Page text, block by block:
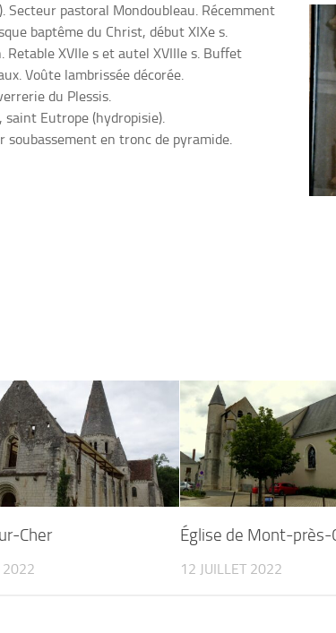
Secteur pastoral Mondoubleau. Récemment
baptême du Christ, début XIXe s.
Retable XVIIe s et autel XVIIIe s. Buffet
Voûte lambrissée décorée.
du Plessis.
Eutrope (hydropisie).
soubassement en tronc de pyramide.
Cher
2022
Église de Mont-près-
12 JUILLET 2022